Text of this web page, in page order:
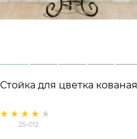
Стойка для цветка кованая
25-012